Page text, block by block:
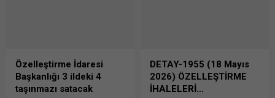
Özelleştirme İdaresi
Başkanlığı 3 ildeki 4
taşınmazı satacak
DETAY-1955 (18 Mayıs
2026) ÖZELLEŞTİRME
İHALELERİ…